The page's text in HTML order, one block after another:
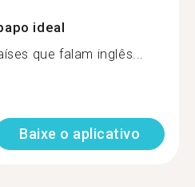
ideal
que falam inglês...
Baixe o aplicativo